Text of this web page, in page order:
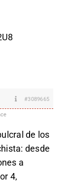
#3089665
de los
desde
a
4,